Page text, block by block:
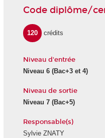
Code diplôme/
120 crédits
Niveau d'entrée
Niveau 6(Bac+3 et 4)
Niveau de sortie
Niveau 7(Bac+5)
Responsable(s)
Sylvie ZNATY